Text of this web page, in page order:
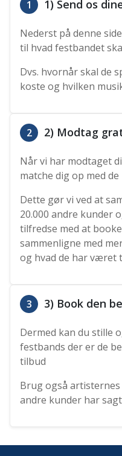
1 1) Send os
Nederst på denne
til hvad festbandet
Dvs. hvornår skal de
koste og hvilken
2 2) Modtag
Når vi har modtaget
matche dig op med
Dette gør vi ved at
20.000 andre kunder
tilfredse med at
sammenligne med
og hvad de har været
3 3) Book den
Dermed kan du stille
festbands der er de
tilbud
Brug også
andre kunder har